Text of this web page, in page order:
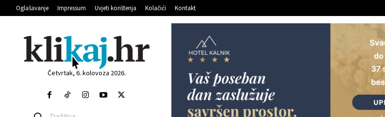
Oglašavanje Impressum Uvjeti korištenja Kolačići Kontakt
Četvrtak, 6. kolovoza 2026.